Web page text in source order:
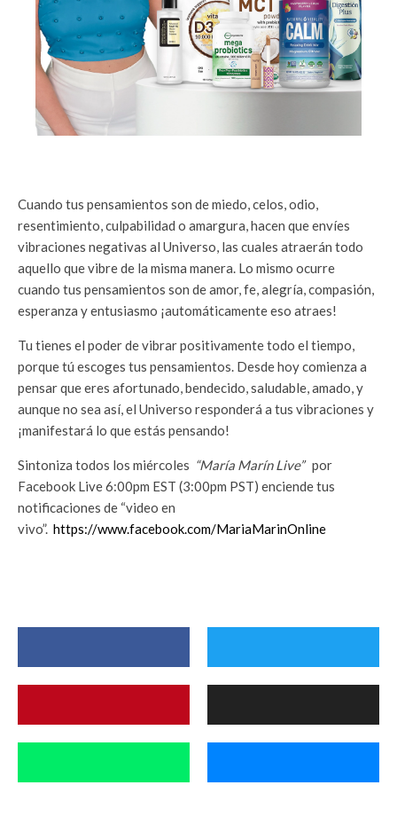
Cuando tus pensamientos son de miedo, celos, odio,
resentimiento, culpabilidad o amargura, hacen que envíes
vibraciones negativas al Universo, las cuales atraerán todo
aquello que vibre de la misma manera. Lo mismo ocurre
cuando tus pensamientos son de amor, fe, alegría, compasión,
esperanza y entusiasmo ¡automáticamente eso atraes!
Tu tienes el poder de vibrar positivamente todo el tiempo,
porque tú escoges tus pensamientos. Desde hoy comienza a
pensar que eres afortunado, bendecido, saludable, amado, y
aunque no sea así, el Universo responderá a tus vibraciones y
¡manifestará lo que estás pensando!
Sintoniza todos los miércoles “María Marín Live” por
Facebook Live 6:00pm EST (3:00pm PST) enciende tus
notificaciones de “video en
vivo”. https://www.facebook.com/MariaMarinOnline